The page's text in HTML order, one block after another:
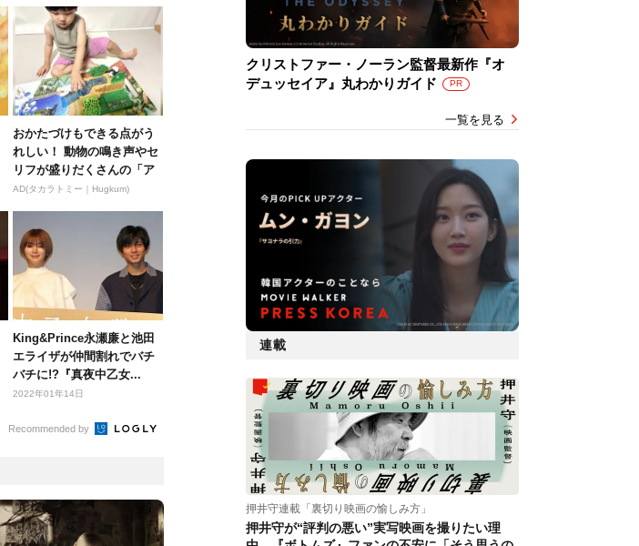
おかたづけもできる点がう
れしい！ 動物の鳴き声やセ
リフが盛りだくさんの「ア
ニア ...
AD(タカラトミー｜Hugkum)
King&Prince永瀬廉と池田
エライザが仲間割れでバチ
バチに!?『真夜中乙女...
2022年01年14日
Recommended by
クリストファー・ノーラン監督最新作『オ
デュッセイア』丸わかりガイド
PR
一覧を見る
連載
押井守連載「裏切り映画の愉しみ方」
押井守が“評判の悪い”実写映画を撮りたい理